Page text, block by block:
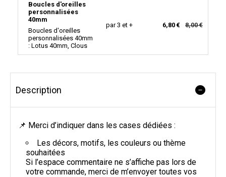
Boucles d'oreilles
personnalisées
40mm
Boucles d'oreilles
personnalisées 40mm
: Lotus 40mm, Clous
par 3 et + 6,80 € 8,00 €
Description
📌 Merci d’indiquer dans les cases dédiées :
Les décors, motifs, les couleurs ou thème
souhaitées
Si l’espace commentaire ne s’affiche pas lors de
votre commande, merci de m’envoyer toutes vos